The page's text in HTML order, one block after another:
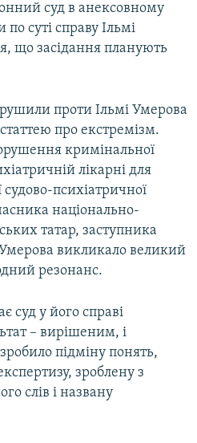
суд в анексовному
суті справу Ільмі
що засідання планують
проти Ільмі Умерова
про екстремізм.
кримінальної
лікарні для
психіатричної
національно-
татар, заступника
викликало великий
резонанс.
суд у його справі
– вирішеним, і
підміну понять,
зроблену з
слів і названу